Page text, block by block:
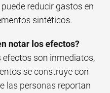
reducir gastos en
sintéticos.
notar los efectos?
efectos son inmediatos,
se construye con
las personas reportan